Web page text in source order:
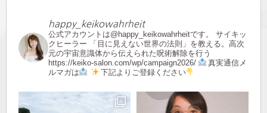
happy_keikowahrheit
公式アカウントは@happy_keikowahrheitです。
サイキッ
クヒーラー 「目に見えない世界の法則」を教える。高次
元の宇宙意識体から伝えられた呪術解除を行う
https://keiko-salon.com/wp/campaign2026/
真実通信メ
ルマガは
下記よりご登録ください